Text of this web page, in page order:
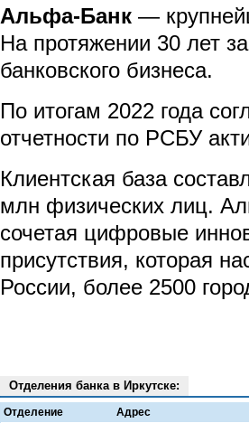
Альфа-Банк —
На протяжении 30 лет
банковского бизнеса.
По итогам 2022 года
отчетности по РСБУ
Клиентская база
млн физических лиц.
сочетая цифровые
присутствия, которая
России, более 2500
Отделения банка в Иркутске:
Отделение Адрес